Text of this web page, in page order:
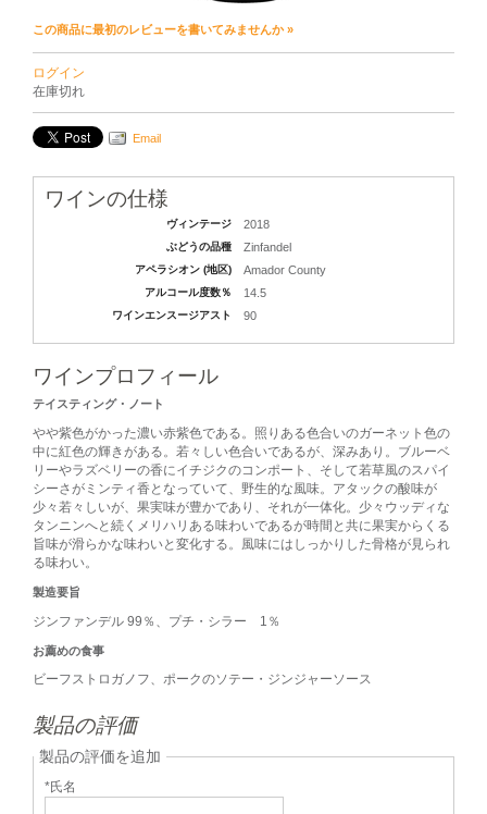
この商品に最初のレビューを書いてみませんか »
ログイン
在庫切れ
Email
ワインの仕様
ヴィンテージ 2018
ぶどうの品種 Zinfandel
アペラシオン (地区) Amador County
アルコール度数％ 14.5
ワインエンスージアスト 90
ワインプロフィール
テイスティング・ノート
やや紫色がかった濃い赤紫色である。照りある色合いのガーネット色の
中に紅色の輝きがある。若々しい色合いであるが、深みあり。ブルーベ
リーやラズベリーの香にイチジクのコンポート、そして若草風のスパイ
シーさがミンティ香となっていて、野生的な風味。アタックの酸味が
少々若々しいが、果実味が豊かであり、それが一体化。少々ウッディな
タンニンへと続くメリハリある味わいであるが時間と共に果実からくる
旨味が滑らかな味わいと変化する。風味にはしっかりした骨格が見られ
る味わい。
製造要旨
ジンファンデル 99％、プチ・シラー 1％
お薦めの食事
ビーフストロガノフ、ポークのソテー・ジンジャーソース
製品の評価
製品の評価を追加
*氏名